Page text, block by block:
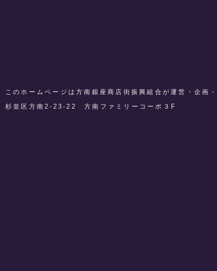
このホームページは方南銀座商店街振興組合が運営・企画
​杉並区方南2-23-22 方南ファミリーコーポ３F